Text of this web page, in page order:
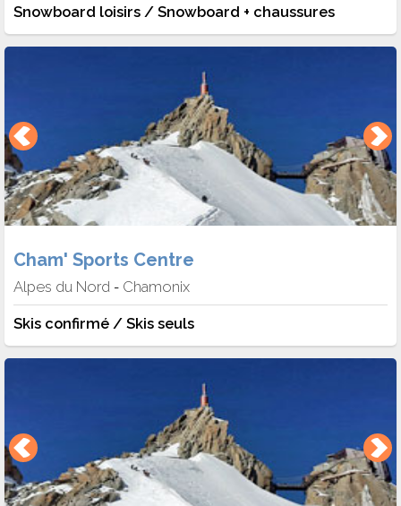
Snowboard loisirs / Snowboard + chaussures
Cham' Sports Centre
Alpes du Nord - Chamonix
Skis confirmé / Skis seuls